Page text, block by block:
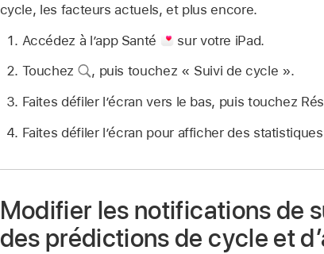
cycle, les facteurs actuels, et plus encore.
Accédez à l’app Santé
sur votre iPad.
Touchez
, puis touchez « Suivi de cycle ».
Faites défiler l’écran vers le bas, puis touchez
Faites défiler l’écran pour afficher des
Modifier les notifications de
des prédictions de cycle et